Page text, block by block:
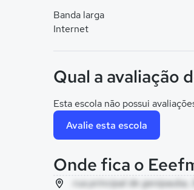
Banda larga
Internet
Qual a avaliação
Esta escola não possui
Avalie esta escola
Onde fica o
rua principal de genipauba,